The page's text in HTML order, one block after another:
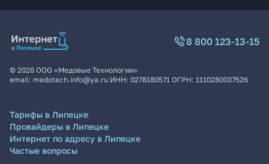
8 800 123-13-15
© 2026 ООО «Медовые Технологии»
email: medotech.info@ya.ru ИНН: 0278180571 ОГРН: 1110280037526
Тарифы в Липецке
Провайдеры в Липецке
Интернет по адресу в Липецке
Частые вопросы